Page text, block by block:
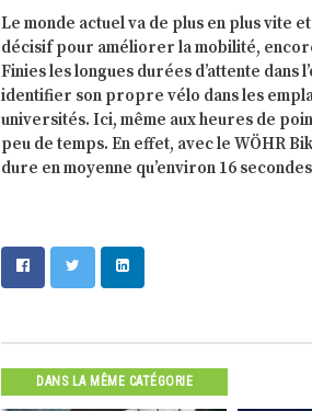
Le monde actuel va de plus en plus vite
décisif pour améliorer la mobilité,
Finies les longues durées d’attente
identifier son propre vélo dans les
universités. Ici, même aux heures de
peu de temps. En effet, avec le WÖHR
dure en moyenne qu’environ 16
DANS LA MÊME CATÉGORIE